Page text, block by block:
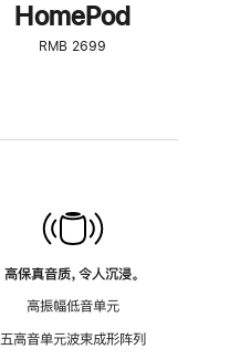
HomePod
RMB 2699
高保真音质，令人沉浸。
高振幅低音单元
五高音单元波束成形阵列